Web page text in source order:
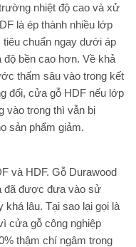
nhiệt độ cao và xử
là ép thành nhiều lớp
chuẩn ngay dưới áp
bền cao hơn. Về khả
thấm sâu vào trong kết
đối, cửa gỗ HDF nếu lớp
vào trong thì vẫn bị
sản phẩm giảm.
và HDF. Gỗ Durawood
đã được đưa vào sử
lâu. Tại sao lại gọi là
cửa gỗ công nghiệp
thậm chí ngâm trong